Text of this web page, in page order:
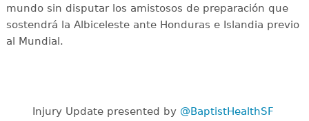
mundo sin disputar los amistosos de preparación que
sostendrá la Albiceleste ante Honduras e Islandia previo
al Mundial.
Injury Update presented by @BaptistHealthSF